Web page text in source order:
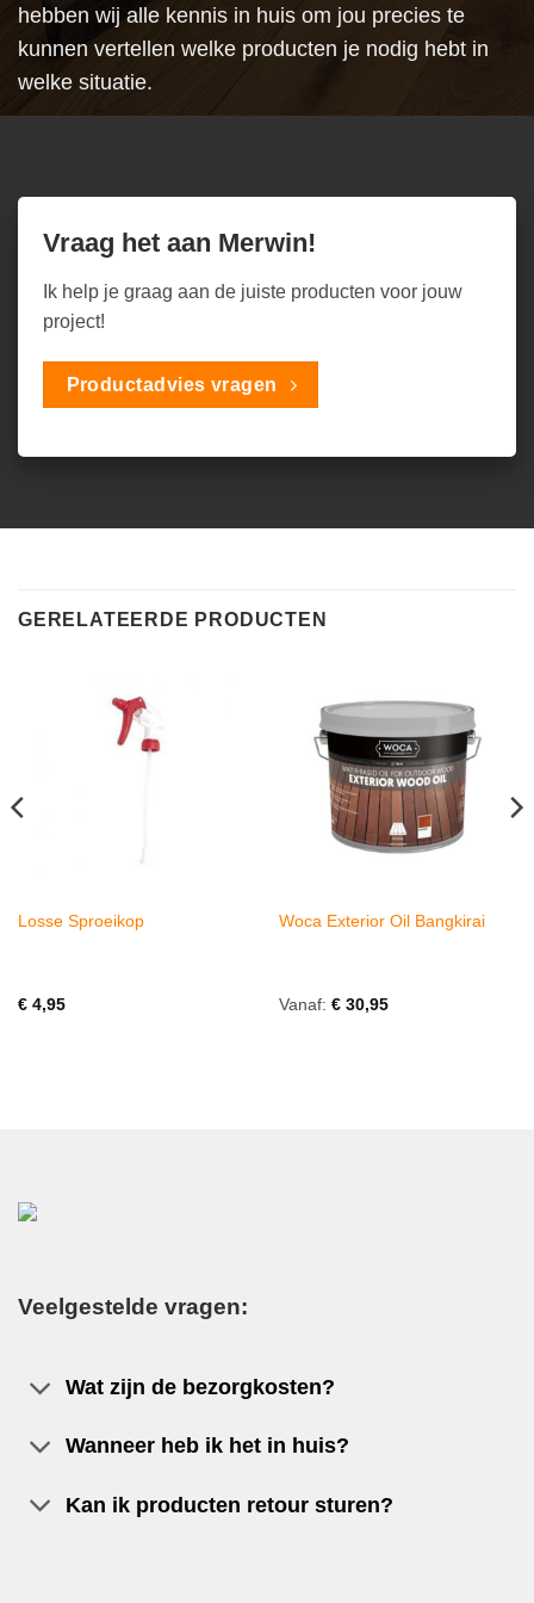
hebben wij alle kennis in huis om jou precies te
kunnen vertellen welke producten je nodig hebt in
welke situatie.
Vraag het aan Merwin!
Ik help je graag aan de juiste producten voor jouw
project!
Productadvies vragen
GERELATEERDE PRODUCTEN
Losse Sproeikop
€4,95
Woca Exterior Oil Bangkirai
Vanaf: €30,95
Veelgestelde vragen:
Wat zijn de bezorgkosten?
Wanneer heb ik het in huis?
Kan ik producten retour sturen?